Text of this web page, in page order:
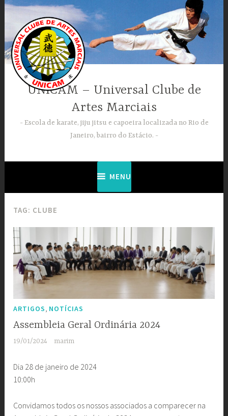
Ir
conteúdo
UNICAM – Universal Clube de
Artes Marciais
Escola de karate, jiju jitsu e capoeira localizada no Rio de
Janeiro, bairro do Estácio.
MENU
TAG: CLUBE
ARTIGOS, NOTÍCIAS
Assembleia Geral Ordinária 2024
19/01/2024 marim
Dia 28 de janeiro de 2024
10:00h
Convidamos todos os nossos associados a comparecer na